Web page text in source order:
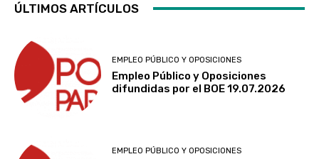
ÚLTIMOS ARTÍCULOS
EMPLEO PÚBLICO Y OPOSICIONES
Empleo Público y Oposiciones
difundidas por el BOE 19.07.2026
EMPLEO PÚBLICO Y OPOSICIONES